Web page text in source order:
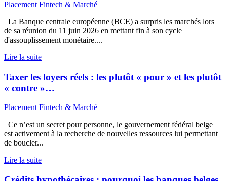
Placement Fintech & Marché
La Banque centrale européenne (BCE) a surpris les marchés lors
de sa réunion du 11 juin 2026 en mettant fin à son cycle
d'assouplissement monétaire....
Lire la suite
Taxer les loyers réels : les plutôt « pour » et les plutôt
« contre »…
Placement Fintech & Marché
Ce n’est un secret pour personne, le gouvernement fédéral belge
est activement à la recherche de nouvelles ressources lui permettant
de boucler...
Lire la suite